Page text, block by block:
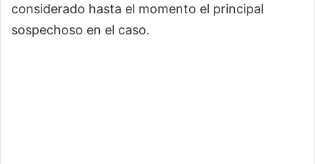
considerado hasta el momento el principal
sospechoso en el caso.